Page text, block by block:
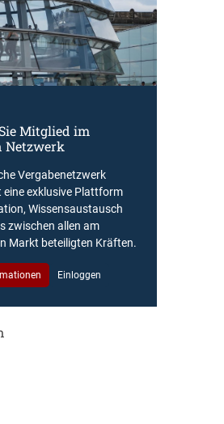
Mitglied im
Netzwerk
Vergabenetzwerk
eine exklusive Plattform
Wissensaustausch
zwischen allen am
Markt beteiligten Kräften.
Einloggen